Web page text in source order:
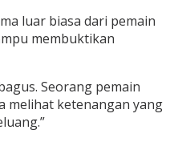
luar biasa dari pemain
membuktikan
Seorang pemain
melihat ketenangan yang